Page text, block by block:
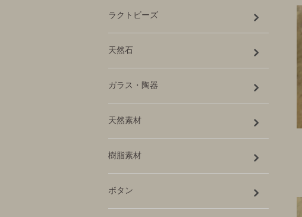
ラクトビーズ
天然石
ガラス・陶器
天然素材
樹脂素材
ボタン